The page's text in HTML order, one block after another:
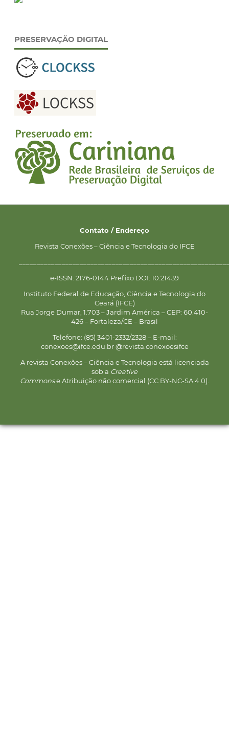
PRESERVAÇÃO DIGITAL
Contato / Endereço
Revista Conexões – Ciência e Tecnologia do IFCE
e-ISSN: 2176-0144 Prefixo DOI: 10.21439
Instituto Federal de Educação, Ciência e Tecnologia do
Ceará (IFCE)
Rua Jorge Dumar, 1.703 – Jardim América – CEP: 60.410-
426 – Fortaleza/CE – Brasil
Telefone: (85) 3401-2332/2328 – E-mail:
conexoes@ifce.edu.br @revista.conexoesifce
A revista Conexões – Ciência e Tecnologia está licenciada
sob a Creative
Commonse Atribuição não comercial (CC BY-NC-SA 4.0).